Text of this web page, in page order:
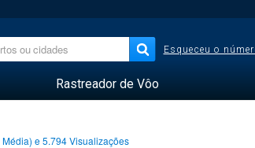
Esqueceu o
Rastreador de Vôo
Média) e5.794Visualizações